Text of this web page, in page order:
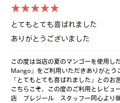
★★★★★
とてもとても喜ばれました
ありがとうございました
この度は当店の夏のマンゴーを使用し
Mango」をご利用いただきありがとう
「とてもとても喜ばれました」とのお
こちらこそ、この度のご利用とレビュ
店 プレジール スタッフ一同心より御